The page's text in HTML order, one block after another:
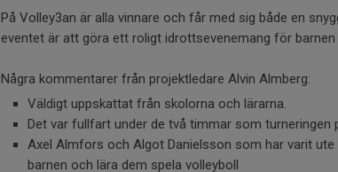
På Volley3an är alla vinnare och får med sig både en
eventet är att göra ett roligt idrottsevenemang för
Några kommentarer från projektledare Alvin Almberg:
Väldigt uppskattat från skolorna och lärarna.
Det var fullfart under de två timmar som
Axel Almfors och Algot Danielsson som har varit
barnen och lära dem spela volleyboll